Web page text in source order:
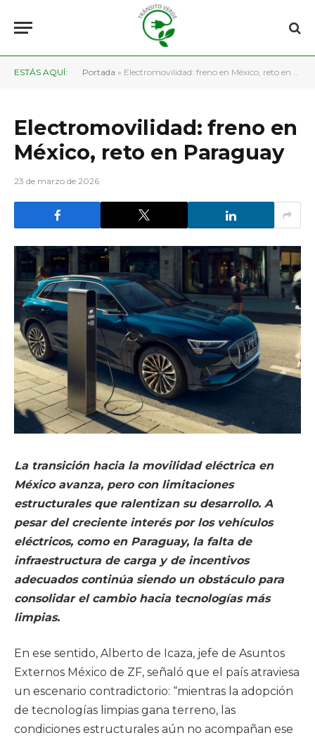
ESTÁS AQUÍ: Portada » Electromovilidad: freno en México, reto en Paraguay
Electromovilidad: freno en
México, reto en Paraguay
23 de marzo de 2026
La transición hacia la movilidad eléctrica en
México avanza, pero con limitaciones
estructurales que ralentizan su desarrollo. A
pesar del creciente interés por los vehículos
eléctricos, como en Paraguay, la falta de
infraestructura de carga y de incentivos
adecuados continúa siendo un obstáculo para
consolidar el cambio hacia tecnologías más
limpias.
En ese sentido, Alberto de Icaza, jefe de Asuntos
Externos México de ZF, señaló que el país atraviesa
un escenario contradictorio: “mientras la adopción
de tecnologías limpias gana terreno, las
condiciones estructurales aún no acompañan ese